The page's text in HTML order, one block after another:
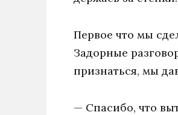
Первое что мы
Задорные
признаться, мы
— Спасибо, что